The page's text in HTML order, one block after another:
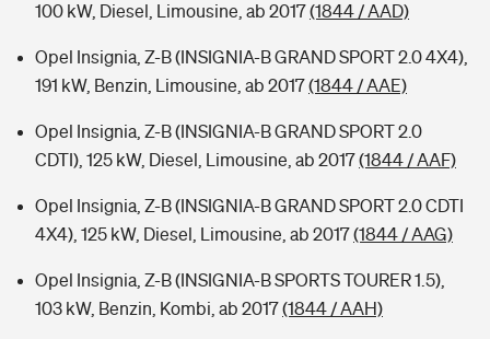
100 kW, Diesel, Limousine, ab 2017(1844 / AAD)
Opel Insignia, Z-B (INSIGNIA-B GRAND SPORT 2.0 4X4),
191 kW, Benzin, Limousine, ab 2017(1844 / AAE)
Opel Insignia, Z-B (INSIGNIA-B GRAND SPORT 2.0
CDTI), 125 kW, Diesel, Limousine, ab 2017(1844 / AAF)
Opel Insignia, Z-B (INSIGNIA-B GRAND SPORT 2.0 CDTI
4X4), 125 kW, Diesel, Limousine, ab 2017(1844 / AAG)
Opel Insignia, Z-B (INSIGNIA-B SPORTS TOURER 1.5),
103 kW, Benzin, Kombi, ab 2017(1844 / AAH)